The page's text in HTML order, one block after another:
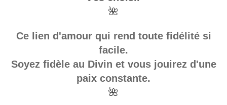
🌺
Ce lien d'amour qui rend toute fidélité si
facile.
Soyez fidèle au Divin et vous jouirez d'une
paix constante.
🌺